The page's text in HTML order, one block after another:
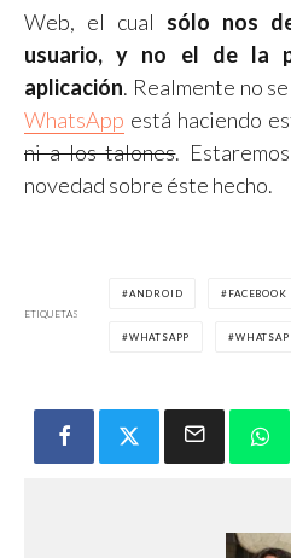
Web, el cual sólo nos
usuario, y no el de la
aplicación. Realmente no
WhatsApp está haciendo
ni a los talones.
novedad sobre éste hecho.
ETIQUETAS
ANDROID FACEBOOK
WHATSAPP